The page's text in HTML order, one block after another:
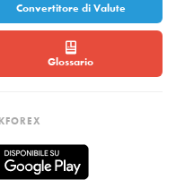
Convertitore di Valute
Glossario